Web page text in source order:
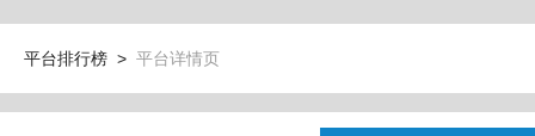
平台排行榜 > 平台详情页